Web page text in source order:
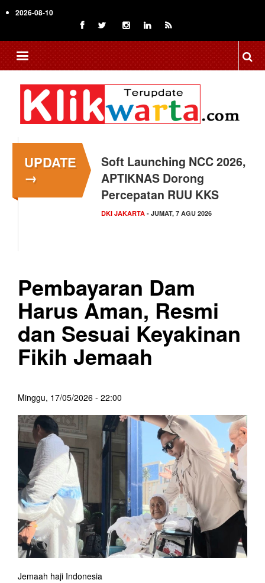
to
content
2026-08-10
UPDATE
→
Menkop Bawa Semangat
Koperasi ke Festival
Lembah Baliem Wamena
NASIONAL- JUMAT, 7 AGU 2026
Pembayaran Dam
Harus Aman, Resmi
dan Sesuai Keyakinan
Fikih Jemaah
Minggu, 17/05/2026 - 22:00
Jemaah haji Indonesia